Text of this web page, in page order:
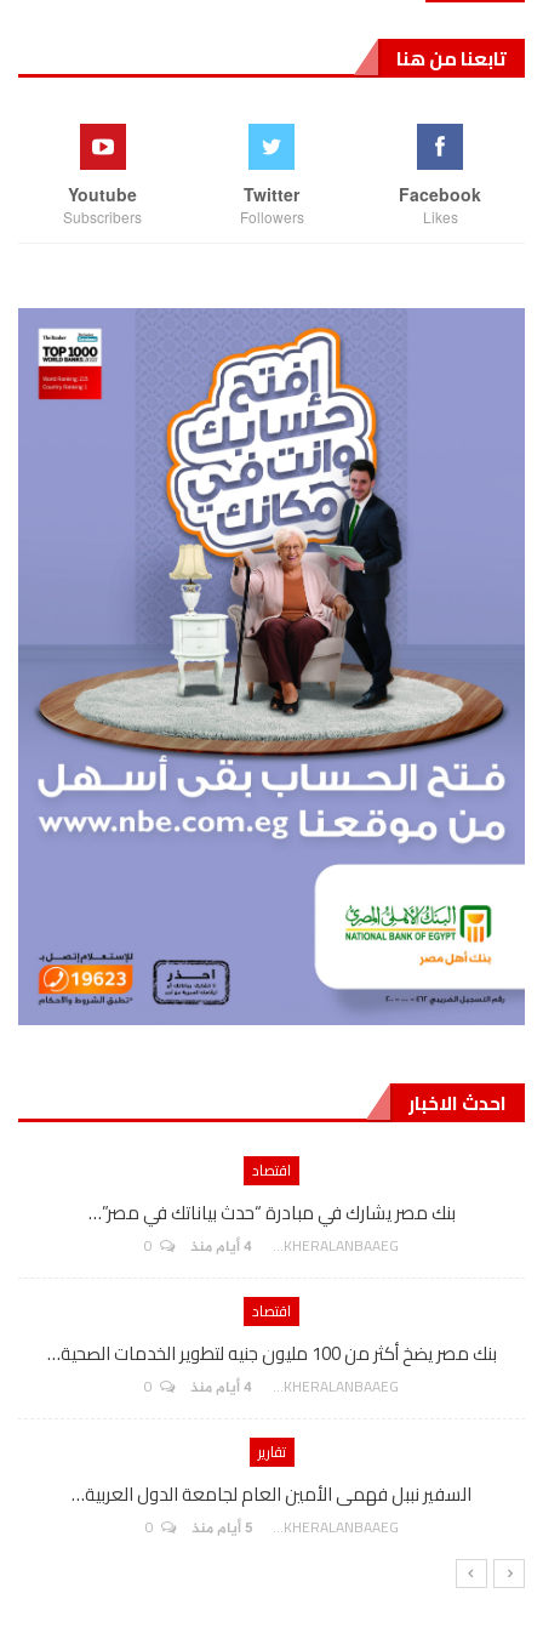
تابعنا من هنا
Facebook
Likes
Twitter
Followers
Youtube
Subscribers
احدث الاخبار
اقتصاد
بنك مصر يشارك في مبادرة “حدث بياناتك في مصر”…
AKHERALANBAAEG 4 أيام منذ
اقتصاد
بنك مصر يضخ أكثر من 100 مليون جنيه لتطوير الخدمات الصحية…
AKHERALANBAAEG 4 أيام منذ
تقارير
السفير نببل فهمى الأمين العام لجامعة الدول العربية…
AKHERALANBAAEG 5 أيام منذ